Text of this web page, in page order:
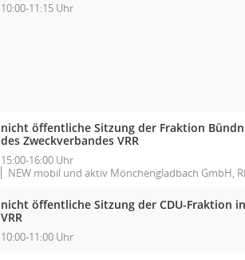
10:00-11:15 Uhr
nicht öffentliche Sitzung der Fraktion
des Zweckverbandes VRR
15:00-16:00 Uhr
NEW mobil und aktiv Mönchengladbach GmbH,
nicht öffentliche Sitzung der CDU-Fraktion
VRR
10:00-11:00 Uhr